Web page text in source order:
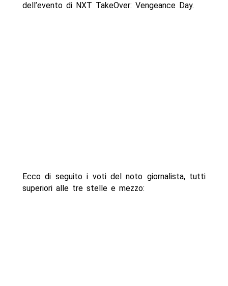
dell’evento di NXT TakeOver: Vengeance Day.
Ecco di seguito i voti del noto giornalista, tutti
superiori alle tre stelle e mezzo: